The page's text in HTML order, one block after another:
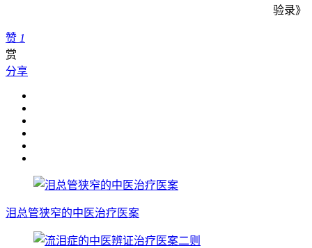
验录》
赞 1
赏
分享
泪总管狭窄的中医治疗医案